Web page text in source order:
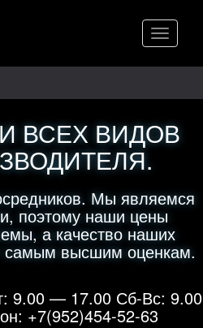
Меню
ВСЕХ ВИДОВ
Мы являемся
поэтому наши цены
а качество наших
самым высшим оценкам.
9.00 — 17.00 Сб-Вс: 9.00
+7(952)454-52-63